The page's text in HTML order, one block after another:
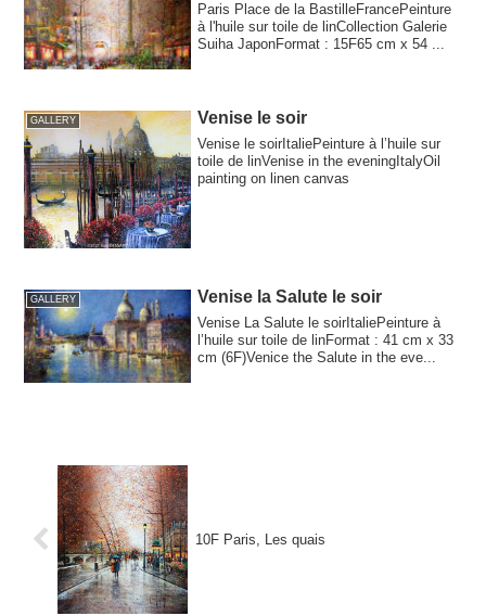
Paris Place de la BastilleFrancePeinture
à l'huile sur toile de linCollection Galerie
Suiha JaponFormat : 15F65 cm x 54 ...
GALLERY Venise le soir
Venise le soirItaliePeinture à l’huile sur
toile de linVenise in the eveningItalyOil
painting on linen canvas
GALLERY Venise la Salute le soir
Venise La Salute le soirItaliePeinture à
l’huile sur toile de linFormat : 41 cm x 33
cm (6F)Venice the Salute in the eve...
10F Paris, Les quais